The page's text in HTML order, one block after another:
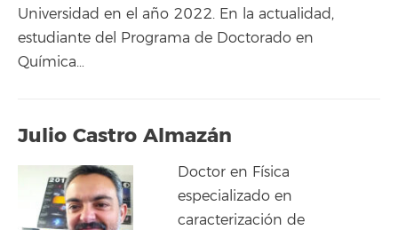
Universidad en el año 2022. En la actualidad,
estudiante del Programa de Doctorado en
Química…
Julio Castro Almazán
Doctor en Física
especializado en
caracterización de